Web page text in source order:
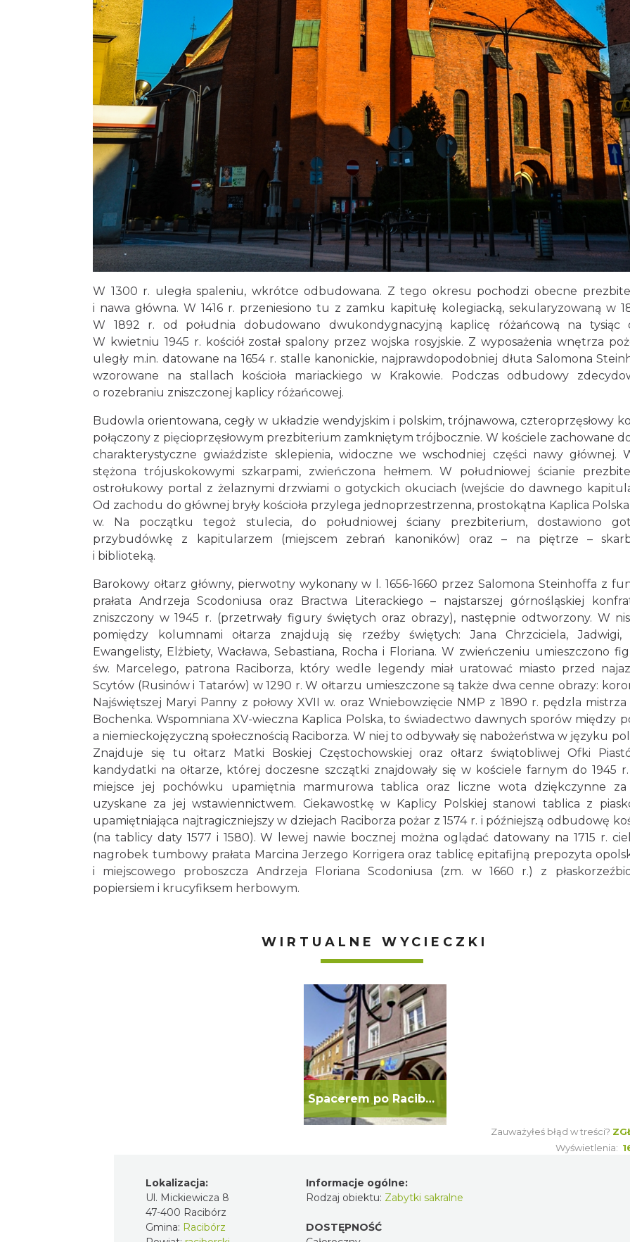
W 1300 r. uległa spaleniu, wkrótce odbudowana. Z tego okresu pochodzi obecne
i nawa główna. W 1416 r. przeniesiono tu z zamku kapitułę kolegiacką, sekularyzowaną w
W 1892 r. od południa dobudowano dwukondygnacyjną kaplicę różańcową na tysiąc
W kwietniu 1945 r. kościół został spalony przez wojska rosyjskie. Z wyposażenia wnętrza
uległy m.in. datowane na 1654 r. stalle kanonickie, najprawdopodobniej dłuta Salomona
wzorowane na stallach kościoła mariackiego w Krakowie. Podczas odbudowy
o rozebraniu zniszczonej kaplicy różańcowej.
Budowla orientowana, cegły w układzie wendyjskim i polskim, trójnawowa, czteroprzęsłowy
połączony z pięcioprzęsłowym prezbiterium zamkniętym trójbocznie. W kościele zachowane
charakterystyczne gwiaździste sklepienia, widoczne we wschodniej części nawy głównej.
stężona trójuskokowymi szkarpami, zwieńczona hełmem. W południowej ścianie
ostrołukowy portal z żelaznymi drzwiami o gotyckich okuciach (wejście do dawnego
Od zachodu do głównej bryły kościoła przylega jednoprzestrzenna, prostokątna Kaplica
w. Na początku tegoż stulecia, do południowej ściany prezbiterium, dostawiono
przybudówkę z kapitularzem (miejscem zebrań kanoników) oraz – na piętrze –
i biblioteką.
Barokowy ołtarz główny, pierwotny wykonany w l. 1656-1660 przez Salomona Steinhoffa z
prałata Andrzeja Scodoniusa oraz Bractwa Literackiego – najstarszej górnośląskiej
zniszczony w 1945 r. (przetrwały figury świętych oraz obrazy), następnie odtworzony. W
pomiędzy kolumnami ołtarza znajdują się rzeźby świętych: Jana Chrzciciela, Jadwigi,
Ewangelisty, Elżbiety, Wacława, Sebastiana, Rocha i Floriana. W zwieńczeniu umieszczono
św. Marcelego, patrona Raciborza, który wedle legendy miał uratować miasto przed
Scytów (Rusinów i Tatarów) w 1290 r. W ołtarzu umieszczone są także dwa cenne obrazy:
Najświętszej Maryi Panny z połowy XVII w. oraz Wniebowzięcie NMP z 1890 r. pędzla mistrza
Bochenka. Wspomniana XV-wieczna Kaplica Polska, to świadectwo dawnych sporów między
a niemieckojęzyczną społecznością Raciborza. W niej to odbywały się nabożeństwa w języku
Znajduje się tu ołtarz Matki Boskiej Częstochowskiej oraz ołtarz świątobliwej Ofki
kandydatki na ołtarze, której doczesne szczątki znajdowały się w kościele farnym do 1945
miejsce jej pochówku upamiętnia marmurowa tablica oraz liczne wota dziękczynne za
uzyskane za jej wstawiennictwem. Ciekawostkę w Kaplicy Polskiej stanowi tablica z
upamiętniająca najtragiczniejszy w dziejach Raciborza pożar z 1574 r. i późniejszą odbudowę
(na tablicy daty 1577 i 1580). W lewej nawie bocznej można oglądać datowany na 1715 r.
nagrobek tumbowy prałata Marcina Jerzego Korrigera oraz tablicę epitafijną prepozyta
i miejscowego proboszcza Andrzeja Floriana Scodoniusa (zm. w 1660 r.) z
popiersiem i krucyfiksem herbowym.
WIRTUALNE WYCIECZKI
Spacerem po Raciborzu
Zauważyłeś błąd w treści?
Wyświetlenia:
Lokalizacja:
Ul. Mickiewicza 8
47-400 Racibórz
Gmina: Racibórz
Informacje ogólne:
Rodzaj obiektu: Zabytki sakralne
DOSTĘPNOŚĆ